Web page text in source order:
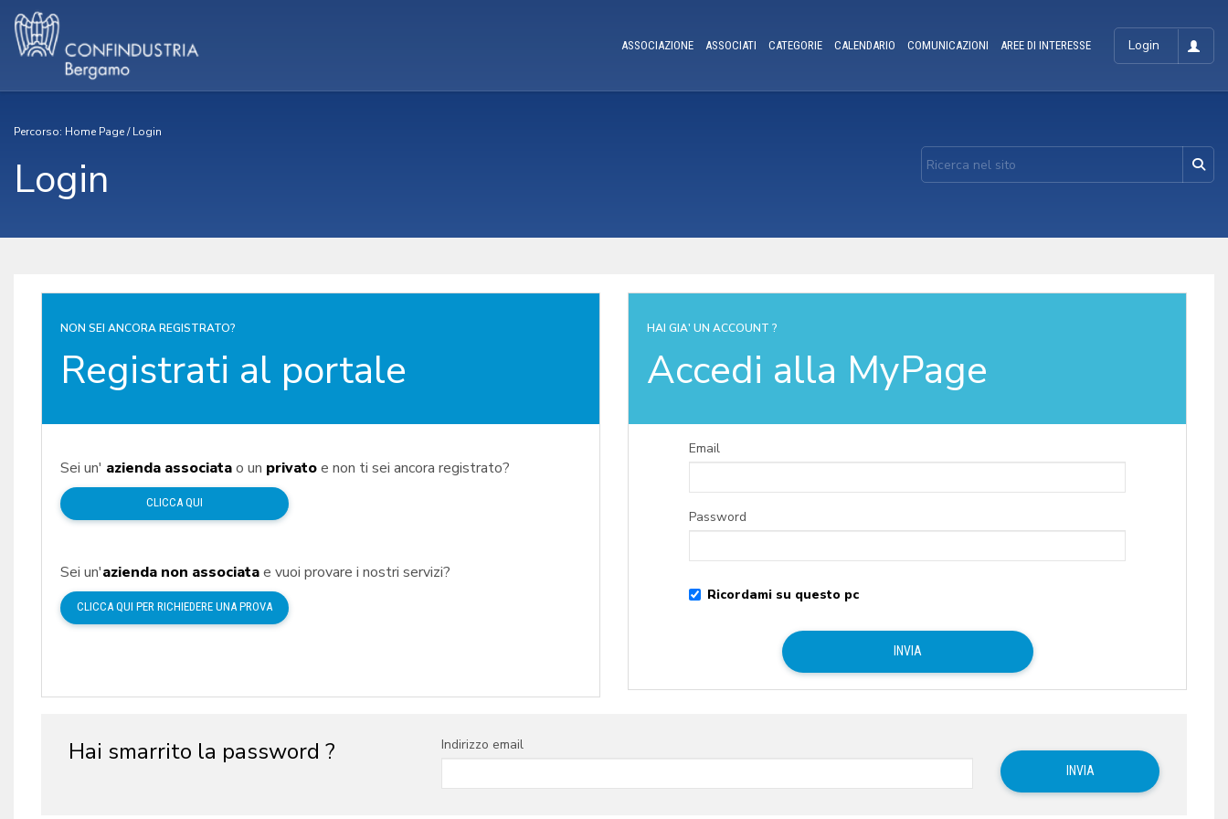
Login
ASSOCIAZIONE ASSOCIATI CATEGORIE CALENDARIO COMUNICAZIONI AREE DI INTERESSE
Percorso: Home Page/Login
Login
NON SEI ANCORA REGISTRATO?
Registrati al portale
Sei un' azienda associatao un privatoe non ti sei ancora registrato?
CLICCA QUI
Sei un'azienda non associatae vuoi provare i nostri servizi?
CLICCA QUI PER RICHIEDERE UNA PROVA
HAI GIA' UN ACCOUNT ?
Accedi alla MyPage
Email
Password
Ricordami su questo pc
Hai smarrito la password ? Indirizzo email